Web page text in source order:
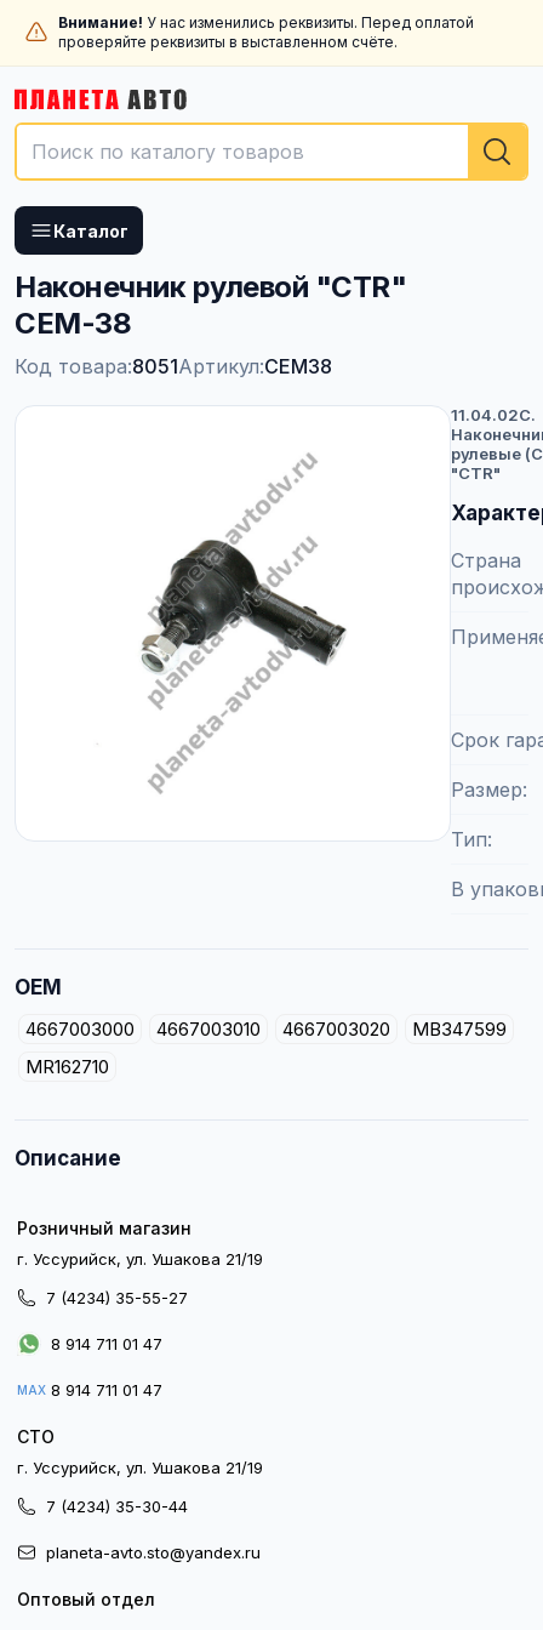
Внимание! У нас изменились реквизиты. Перед оплатой
проверяйте реквизиты в выставленном счёте.
Каталог
Наконечник рулевой "CTR"
CEM-38
Код товара:8051Артикул:CEM38
11.04.02C.
рулевые
"CTR"
Страна
Срок
Размер
Тип
В
OEM
4667003000 4667003010 4667003020
MB347599
MR162710
Описание
Розничный магазин
г. Уссурийск, ул. Ушакова 21/19
7 (4234) 35-55-27
8 914 711 01 47
MAX 8 914 711 01 47
СТО
г. Уссурийск, ул. Ушакова 21/19
7 (4234) 35-30-44
planeta-avto.sto@yandex.ru
Оптовый отдел